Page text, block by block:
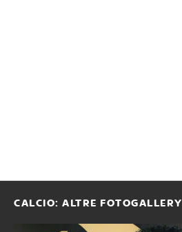
CALCIO: ALTRE FOTOGALLERY